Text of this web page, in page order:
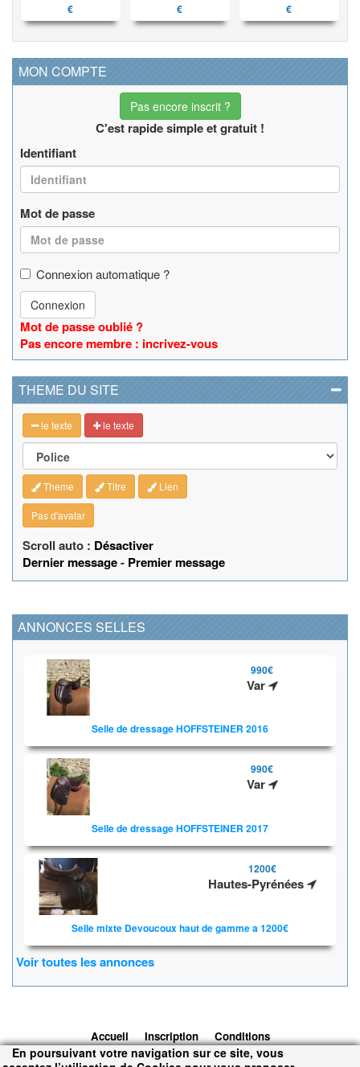
€ € €
MON COMPTE
Pas encore inscrit ?
C'est rapide simple et gratuit !
Identifiant
Mot de passe
Connexion automatique ?
Connexion
Mot de passe oublié ?
Pas encore membre : incrivez-vous
THEME DU SITE
le texte le texte
Theme Titre Lien
Pas d'avatar
Scroll auto : Désactiver
Dernier message- Premier message
ANNONCES SELLES
990€
Var
Selle de dressage HOFFSTEINER 2016
990€
Var
Selle de dressage HOFFSTEINER 2017
1200€
Hautes-Pyrénées
Selle mixte Devoucoux haut de gamme a 1200€
Voir toutes les annonces
Accueil Inscription
Conditions
d'utilisation
Contacts © 2026 1cheval.com
Ecurie Virtuelle -
En poursuivant votre navigation sur ce site, vous